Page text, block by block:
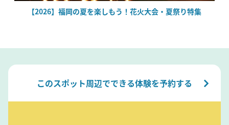
【2026】福岡の夏を楽しもう！花火大会・夏祭り特集
このスポット周辺でできる体験を予約する